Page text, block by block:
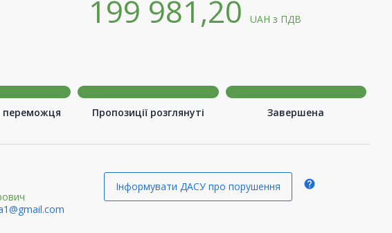
199 981,20UAHз ПДВ
переможця Пропозиції розглянуті Завершена
Інформувати ДАСУ про порушення help